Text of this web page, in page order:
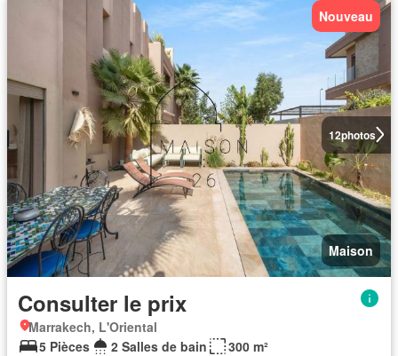
12photos
Nouveau
Maison
Consulter le prix
Marrakech, L'Oriental
5 Pièces
2 Salles de bain
300 m²